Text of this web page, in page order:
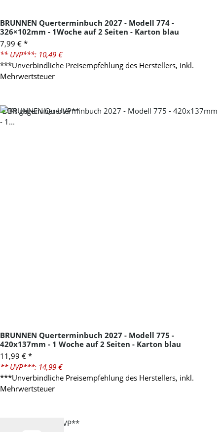
BRUNNEN Querterminbuch 2027 - Modell 774 -
326×102mm - 1Woche auf 2 Seiten - Karton blau
7,99 € *
** UVP***: 10,49 €
***Unverbindliche Preisempfehlung des Herstellers, inkl.
Mehrwertsteuer
-20%gegenüber UVP**
BRUNNEN Querterminbuch 2027 - Modell 775 -
420x137mm - 1 Woche auf 2 Seiten - Karton blau
11,99 € *
** UVP***: 14,99 €
***Unverbindliche Preisempfehlung des Herstellers, inkl.
Mehrwertsteuer
gegenüber UVP**